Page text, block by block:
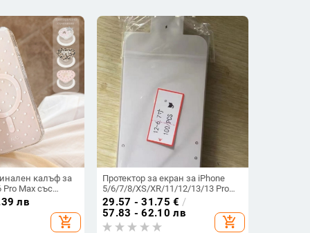
калъф за
Pro Max със
и звезден
лв
add_shopping_cart
Протектор за екран за iPhone
5/6/7/8/XS/XR/11/12/13/13 Pro
серия
29.57 - 31.75 € /
57.83 - 62.10 лв
add_shopping_cart